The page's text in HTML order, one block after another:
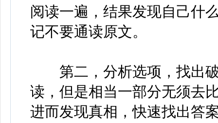
阅读一遍，结果发现自己什
记不要通读原文。
第二，分析选项，找出破
读，但是相当一部分无须去
进而发现真相，快速找出答